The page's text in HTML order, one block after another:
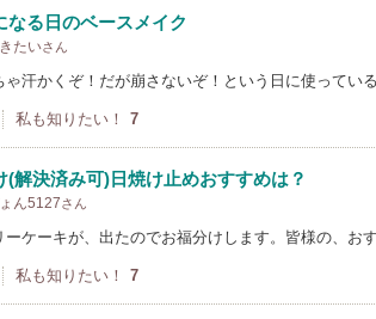
なる日のベースメイク
たいさん
ゃ汗かくぞ！だが崩さないぞ！という日に使ってい
私も知りたい！ 7
(解決済み可)日焼け止めおすすめは？
ん5127さん
ーケーキが、出たのでお福分けします。皆様の、お
私も知りたい！ 7